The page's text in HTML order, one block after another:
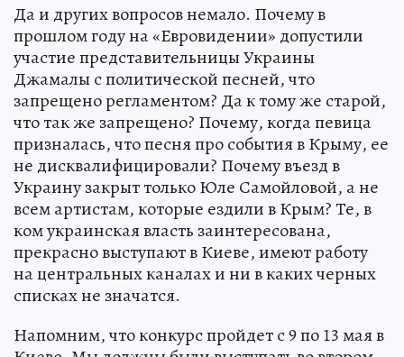
Да и других вопросов немало. Почему в
прошлом году на «Евровидении» допустили
участие представительницы Украины
Джамалы с политической песней, что
запрещено регламентом? Да к тому же старой,
что так же запрещено? Почему, когда певица
призналась, что песня про события в Крыму, ее
не дисквалифицировали? Почему въезд в
Украину закрыт только Юле Самойловой, а не
всем артистам, которые ездили в Крым? Те, в
ком украинская власть заинтересована,
прекрасно выступают в Киеве, имеют работу
на центральных каналах и ни в каких черных
списках не значатся.
Напомним, что конкурс пройдет с 9 по 13 мая в